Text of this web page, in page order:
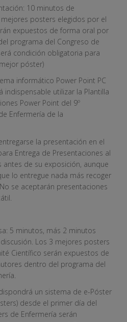
10 minutos de
posters elegidos por el
expuestos de forma oral por
programa del Congreso de
condición obligatoria para
póster)
informático Power Point PC
indispensable utilizar la Plantilla
Power Point del 9º
Enfermería de la
la presentación en el
Entrega de Presentaciones al
de su exposición, aunque
lo entregue nada más recoger
se aceptarán presentaciones
5 minutos, más 2 minutos
Los 3 mejores posters
Científico serán expuestos de
dentro del programa del
un sistema de e-Póster
desde el primer día del
de Enfermería serán